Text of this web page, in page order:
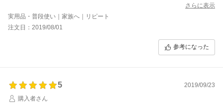
さらに表示
実用品・普段使い｜家族へ｜リピート
注文日：2019/08/01
参考になった
5
2019/09/23
購入者さん